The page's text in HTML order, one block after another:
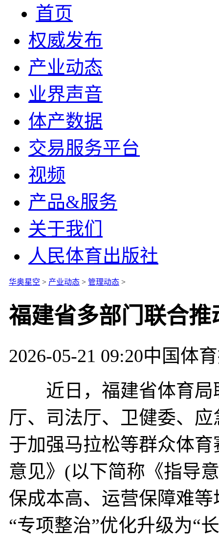
首页
权威发布
产业动态
业界声音
体产数据
交易服务平台
视频
产品&服务
关于我们
人民体育出版社
华奥星空 > 产业动态 > 管理动态 >
福建省多部门联合
2026-05-21 09:20中国体
近日，福建省体育局
厅、司法厅、卫健委、
于加强马拉松等群众体
意见》(以下简称《指导
保成本高、运营保障难
“专项整治”优化升级为“